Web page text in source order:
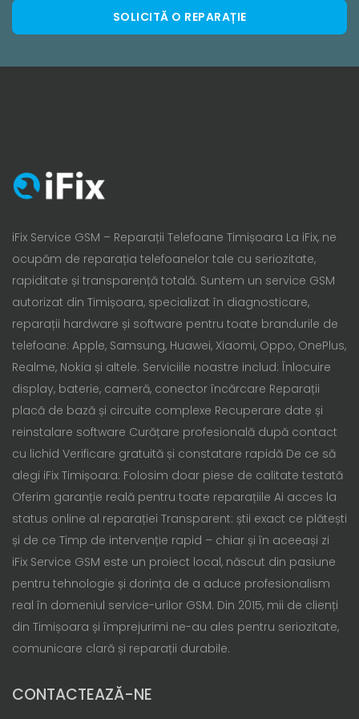
SOLICITĂ O REPARAȚIE
iFix Service GSM – Reparații Telefoane Timișoara La iFix, ne
ocupăm de reparația telefoanelor tale cu seriozitate,
rapiditate și transparență totală. Suntem un service GSM
autorizat din Timișoara, specializat în diagnosticare,
reparații hardware și software pentru toate brandurile de
telefoane: Apple, Samsung, Huawei, Xiaomi, Oppo, OnePlus,
Realme, Nokia și altele. Serviciile noastre includ: Înlocuire
display, baterie, cameră, conector încărcare Reparații
placă de bază și circuite complexe Recuperare date și
reinstalare software Curățare profesională după contact
cu lichid Verificare gratuită și constatare rapidă De ce să
alegi iFix Timișoara: Folosim doar piese de calitate testată
Oferim garanție reală pentru toate reparațiile Ai acces la
status online al reparației Transparent: știi exact ce plătești
și de ce Timp de intervenție rapid – chiar și în aceeași zi
iFix Service GSM este un proiect local, născut din pasiune
pentru tehnologie și dorința de a aduce profesionalism
real în domeniul service-urilor GSM. Din 2015, mii de clienți
din Timișoara și împrejurimi ne-au ales pentru seriozitate,
comunicare clară și reparații durabile.
CONTACTEAZĂ-NE